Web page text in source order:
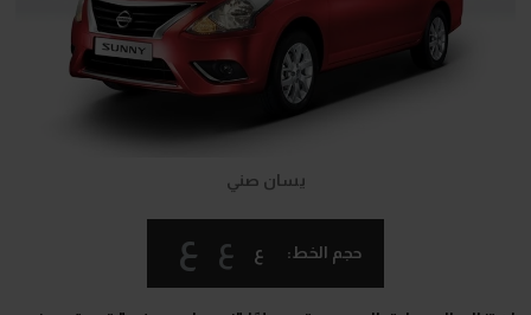
يسان صني
حجم الخط: ع ع ع